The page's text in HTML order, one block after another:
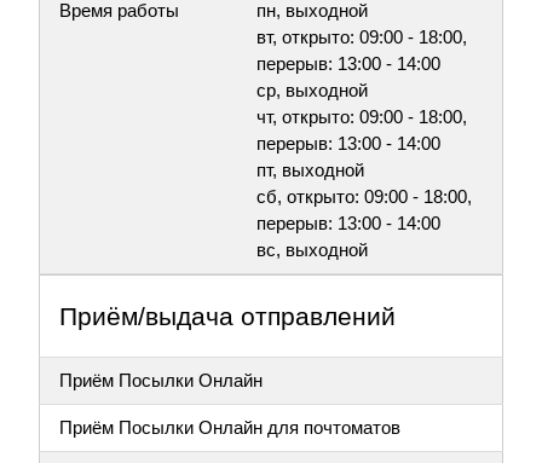
Время работы
пн, выходной
вт, открыто: 09:00 - 18:00,
перерыв: 13:00 - 14:00
ср, выходной
чт, открыто: 09:00 - 18:00,
перерыв: 13:00 - 14:00
пт, выходной
сб, открыто: 09:00 - 18:00,
перерыв: 13:00 - 14:00
вс, выходной
Приём/выдача отправлений
Приём Посылки Онлайн
Приём Посылки Онлайн для почтоматов